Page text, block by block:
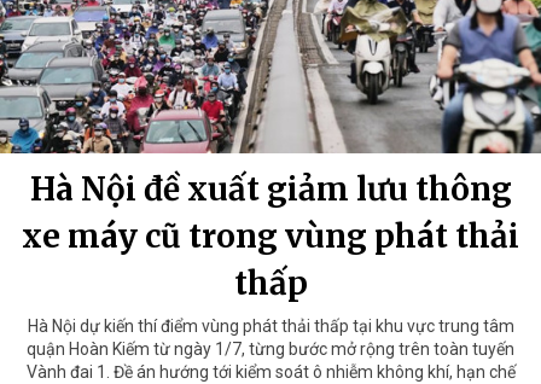
Hà Nội đề xuất giảm lưu thông
xe máy cũ trong vùng phát thải
thấp
Hà Nội dự kiến thí điểm vùng phát thải thấp tại khu vực trung tâm
quận Hoàn Kiếm từ ngày 1/7, từng bước mở rộng trên toàn tuyến
Vành đai 1. Đề án hướng tới kiểm soát ô nhiễm không khí, hạn chế